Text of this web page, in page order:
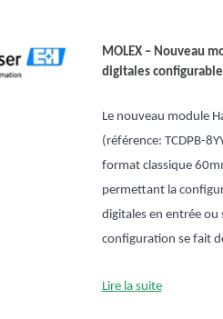
MOLEX – Nouveau
digitales
Le nouveau module
(référence: TCDPB-
format classique
permettant la
digitales en entrée ou
configuration se fait
Lire la suite